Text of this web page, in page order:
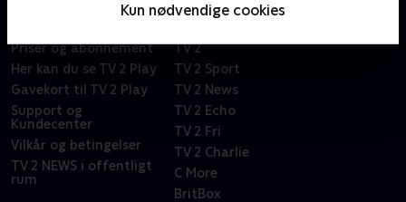
Kun nødvendige cookies
Priser og abonnement
Her kan du se TV 2 Play
Gavekort til TV 2 Play
Support og
Kundecenter
Vilkår og betingelser
TV 2 NEWS i offentligt
rum
TV 2
TV 2 Sport
TV 2 News
TV 2 Echo
TV 2 Fri
TV 2 Charlie
C More
BritBox